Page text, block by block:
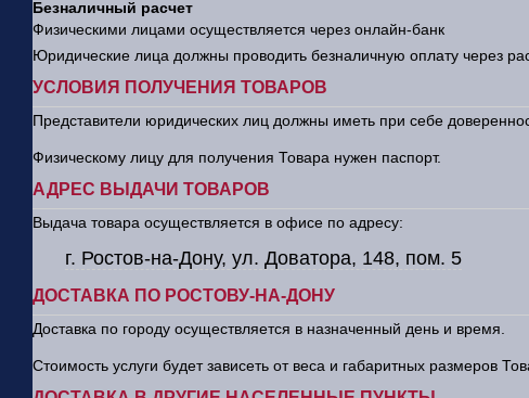
Безналичный расчет
Физическими лицами осуществляется через онлайн-банк
Юридические лица должны проводить безналичную оплату через
УСЛОВИЯ ПОЛУЧЕНИЯ ТОВАРОВ
Представители юридических лиц должны иметь при себе
Физическому лицу для получения Товара нужен паспорт.
АДРЕС ВЫДАЧИ ТОВАРОВ
Выдача товара осуществляется в офисе по адресу:
г. Ростов-на-Дону, ул. Доватора, 148, пом. 5
ДОСТАВКА ПО РОСТОВУ-НА-ДОНУ
Доставка по городу осуществляется в назначенный день и время.
Стоимость услуги будет зависеть от веса и габаритных размеров